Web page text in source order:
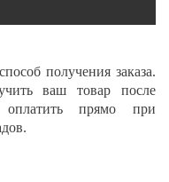
получения заказа.
ваш товар после
оплатить прямо при